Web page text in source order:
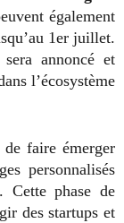
également
1er juillet.
annoncé et
l’écosystème
faire émerger
personnalisés
Cette phase de
des startups et